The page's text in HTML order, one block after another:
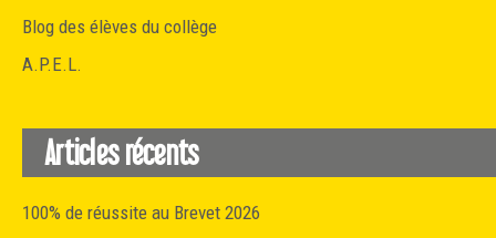
Blog des élèves du collège
A.P.E.L.
Articles récents
100% de réussite au Brevet 2026